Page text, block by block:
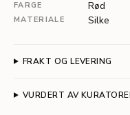
FARGE Rød
MATERIALE Silke
FRAKT OG LEVERING
VURDERT AV